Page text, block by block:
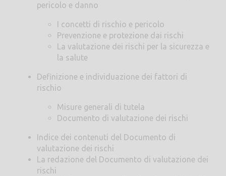
pericolo e danno
I concetti di rischio e pericolo
Prevenzione e protezione dai rischi
La valutazione dei rischi per la sicurezza e
la salute
Definizione e individuazione dei fattori di
rischio
Misure generali di tutela
Documento di valutazione dei rischi
Indice dei contenuti del Documento di
valutazione dei rischi
La redazione del Documento di valutazione dei
rischi